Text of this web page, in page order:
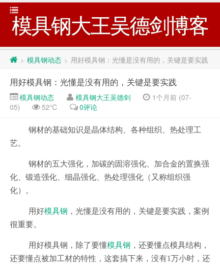
模具钢大王吴德剑博客
> 模具钢动态 > 用好模具钢：光懂是没有用的，关键是要实践
用好模具钢：光懂是没有用的，关键是要实践
模具钢动态 模具钢大王吴德剑
1个月前 (07-
05)
52℃ 0评论
钢材的基础知识是晶体结构、各种组织、热处理工
艺。
钢材的五大强化，加碳的固溶强化、加合金的置换强
化、锻造强化、细晶强化、热处理强化（又称组织强
化）。
用好模具钢 ，光懂是没有用的，关键是要实践，案例
很重要。
用好模具钢，除了要懂模具钢 ，还要懂点模具结构，
还要懂点被加工材的特性，这套搞下来，没有1万小时，还